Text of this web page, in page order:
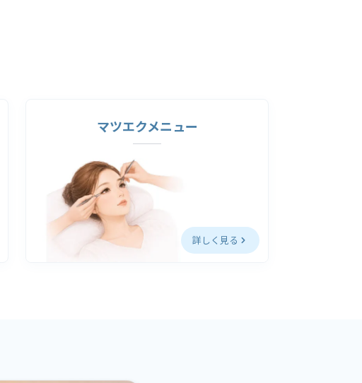
マツエクメニュー
詳しく見る